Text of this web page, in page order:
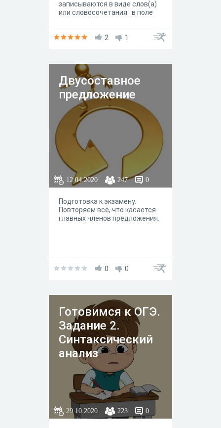
записываются в виде слов(а)
или словосочетания в поле
2 1
Двусоставное
предложение
12.04.2020 247 0
Подготовка к экзамену.
Повторяем всё, что касается
главных членов предложения.
0 0
Готовимся к ОГЭ.
Задание 2.
Синтаксический
анализ
29.10.2020 223 0